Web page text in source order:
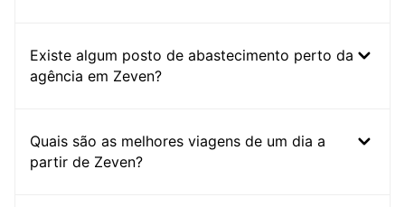
Existe algum posto de abastecimento perto da
agência em Zeven?
Quais são as melhores viagens de um dia a
partir de Zeven?